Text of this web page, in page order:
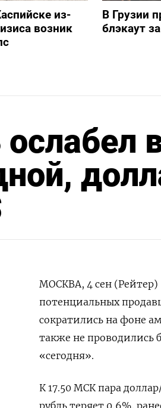
из-
возник
В Грузии
блэкаут
МОСКВА, 4 сен (Рейтер)
потенциальных
сократились на фоне
также не проводились
«сегодня».
К 17.50 МСК пара
рубль теряет 0,6%,